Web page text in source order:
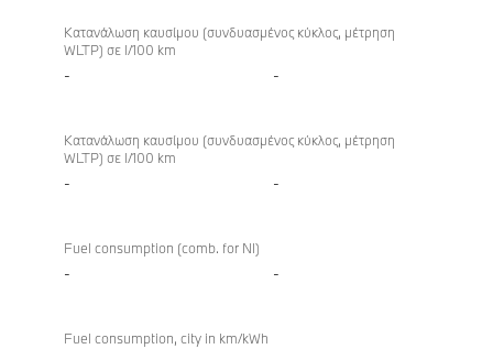
Εκπομπές
Κατανάλωση καυσίμου (συνδυασμένος κύκλος, μέτρηση
WLTP) σε l/100 km
- -
Κατανάλωση καυσίμου (συνδυασμένος κύκλος, μέτρηση
WLTP) σε l/100 km
- -
Fuel consumption (comb. for NI)
- -
Fuel consumption, city in km/kWh